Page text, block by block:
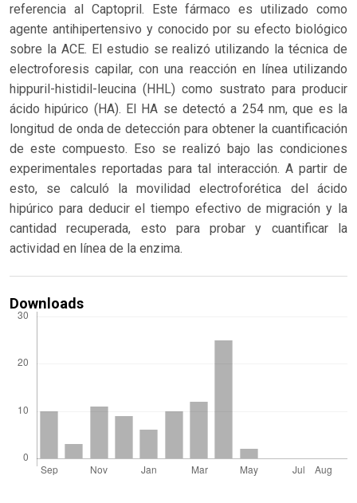
referencia al Captopril. Este fármaco es utilizado como
agente antihipertensivo y conocido por su efecto biológico
sobre la ACE. El estudio se realizó utilizando la técnica de
electroforesis capilar, con una reacción en línea utilizando
hippuril-histidil-leucina (HHL) como sustrato para producir
ácido hipúrico (HA). El HA se detectó a 254 nm, que es la
longitud de onda de detección para obtener la cuantificación
de este compuesto. Eso se realizó bajo las condiciones
experimentales reportadas para tal interacción. A partir de
esto, se calculó la movilidad electroforética del ácido
hipúrico para deducir el tiempo efectivo de migración y la
cantidad recuperada, esto para probar y cuantificar la
actividad en línea de la enzima.
Downloads